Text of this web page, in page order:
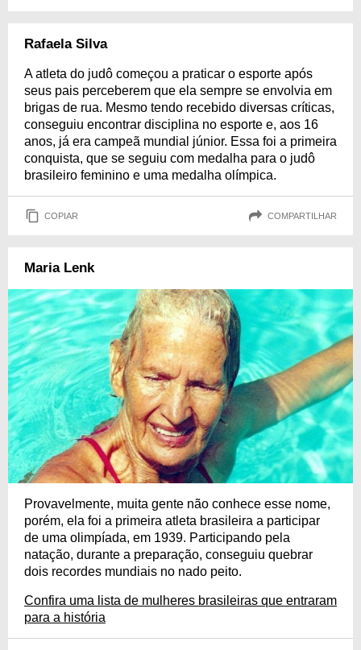
Rafaela Silva
A atleta do judô começou a praticar o esporte após
seus pais perceberem que ela sempre se envolvia em
brigas de rua. Mesmo tendo recebido diversas críticas,
conseguiu encontrar disciplina no esporte e, aos 16
anos, já era campeã mundial júnior. Essa foi a primeira
conquista, que se seguiu com medalha para o judô
brasileiro feminino e uma medalha olímpica.
COPIAR COMPARTILHAR
Maria Lenk
Provavelmente, muita gente não conhece esse nome,
porém, ela foi a primeira atleta brasileira a participar
de uma olimpíada, em 1939. Participando pela
natação, durante a preparação, conseguiu quebrar
dois recordes mundiais no nado peito.
Confira uma lista de mulheres brasileiras que entraram
para a história